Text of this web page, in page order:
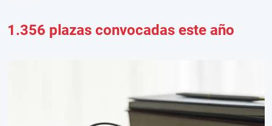
1.356 plazas convocadas este año